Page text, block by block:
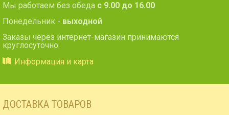
Мы работаем без обеда с 9.00 до 16.00
Понедельник - выходной
Заказы через интернет-магазин принимаются
круглосуточно.
Информация и карта
ДОСТАВКА ТОВАРОВ